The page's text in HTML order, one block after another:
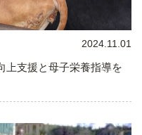
2024.11.01
上支援と母子栄養指導を